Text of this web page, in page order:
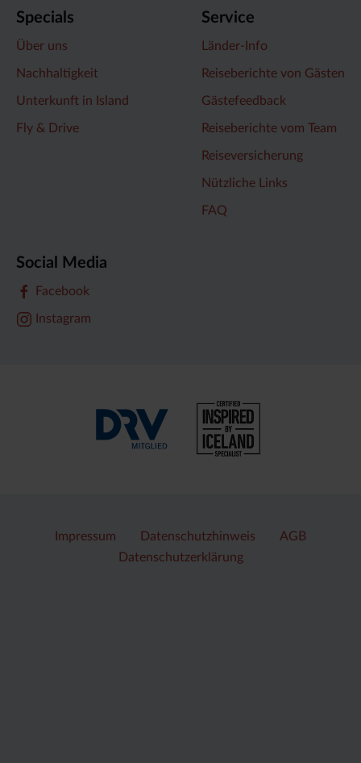
Specials
Über uns
Nachhaltigkeit
Unterkunft in Island
Fly & Drive
Service
Länder-Info
Reiseberichte von Gästen
Gästefeedback
Reiseberichte vom Team
Reiseversicherung
Nützliche Links
FAQ
Social Media
Facebook
Instagram
Impressum Datenschutzhinweis
AGB
Datenschutzerklärung